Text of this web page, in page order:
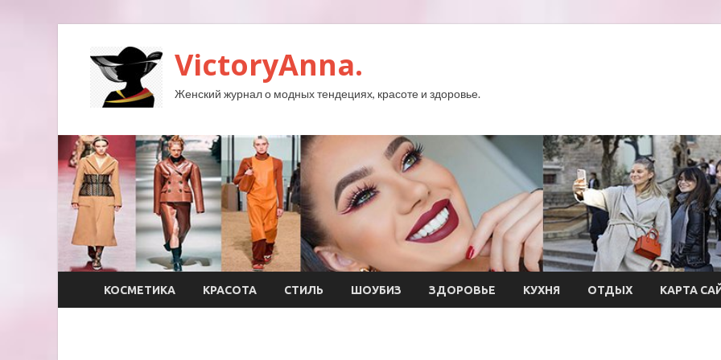
VictoryAnna.
Женский журнал о модных тендециях, красоте и здоровье.
КОСМЕТИКА КРАСОТА СТИЛЬ ШОУБИЗ ЗДОРОВЬЕ КУХНЯ ОТДЫХ КАРТА